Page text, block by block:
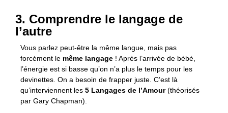
3. Comprendre le langage de
l’autre
Vous parlez peut-être la même langue, mais pas
forcément le même langage ! Après l’arrivée de bébé,
l’énergie est si basse qu’on n’a plus le temps pour les
devinettes. On a besoin de frapper juste. C’est là
qu’interviennent les 5 Langages de l’Amour(théorisés
par Gary Chapman).